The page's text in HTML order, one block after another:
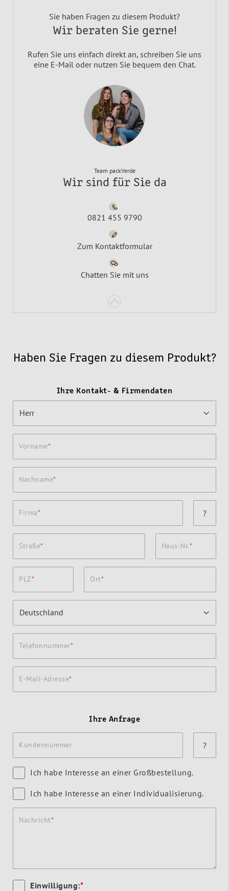
Sie haben Fragen zu diesem Produkt?
Wir beraten Sie gerne!
Rufen Sie uns einfach direkt an, schreiben Sie uns
eine E-Mail oder nutzen Sie bequem den Chat.
Team packVerde
Wir sind für Sie da
0821 455 9790
Zum Kontaktformular
Chatten Sie mit uns
Haben Sie Fragen zu diesem Produkt?
Ihre Kontakt- & Firmendaten
Vorname
Nachname
Firma ?
Straße Haus-Nr.
PLZ Ort
Telefonnummer
E-Mail-Adresse
Ihre Anfrage
Kundennummer ?
Ich habe Interesse an einer Großbestellung.
Ich habe Interesse an einer Individualisierung.
Nachricht
Einwilligung:*